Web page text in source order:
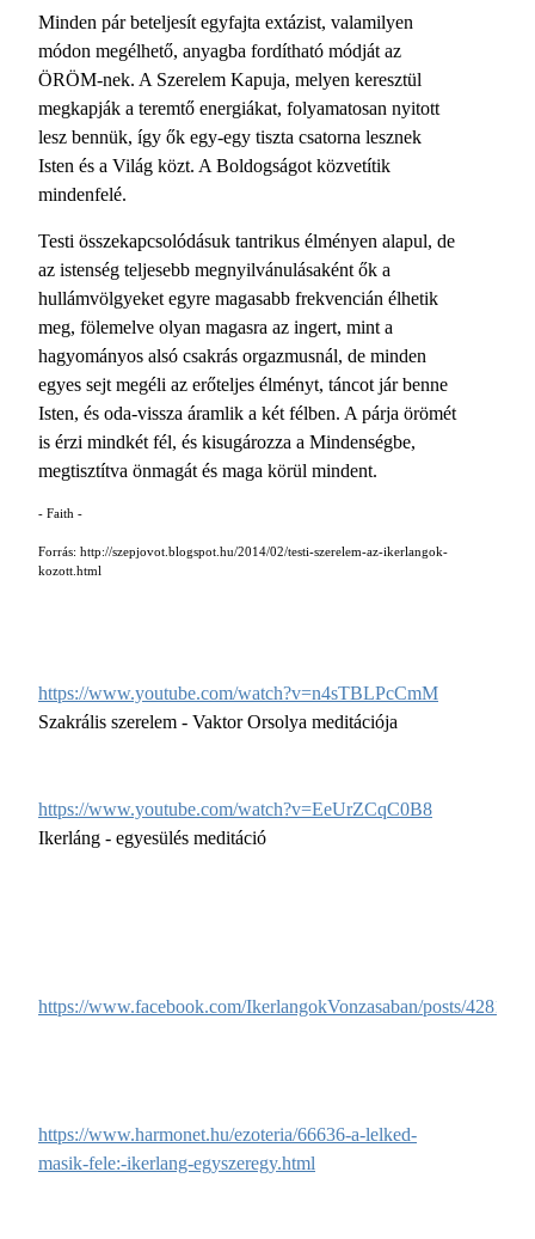
Minden pár beteljesít egyfajta extázist, valamilyen
módon megélhető, anyagba fordítható módját az
ÖRÖM-nek. A Szerelem Kapuja, melyen keresztül
megkapják a teremtő energiákat, folyamatosan nyitott
lesz bennük, így ők egy-egy tiszta csatorna lesznek
Isten és a Világ közt. A Boldogságot közvetítik
mindenfelé.
Testi összekapcsolódásuk tantrikus élményen alapul, de
az istenség teljesebb megnyilvánulásaként ők a
hullámvölgyeket egyre magasabb frekvencián élhetik
meg, fölemelve olyan magasra az ingert, mint a
hagyományos alsó csakrás orgazmusnál, de minden
egyes sejt megéli az erőteljes élményt, táncot jár benne
Isten, és oda-vissza áramlik a két félben. A párja örömét
is érzi mindkét fél, és kisugározza a Mindenségbe,
megtisztítva önmagát és maga körül mindent.
- Faith -
Forrás: http://szepjovot.blogspot.hu/2014/02/testi-szerelem-az-ikerlangok-
kozott.html
https://www.youtube.com/watch?v=n4sTBLPcCmM
Szakrális szerelem - Vaktor Orsolya meditációja
https://www.youtube.com/watch?v=EeUrZCqC0B8
Ikerláng - egyesülés meditáció
https://www.facebook.com/IkerlangokVonzasaban/posts/
https://www.harmonet.hu/ezoteria/66636-a-lelked-
masik-fele:-ikerlang-egyszeregy.html